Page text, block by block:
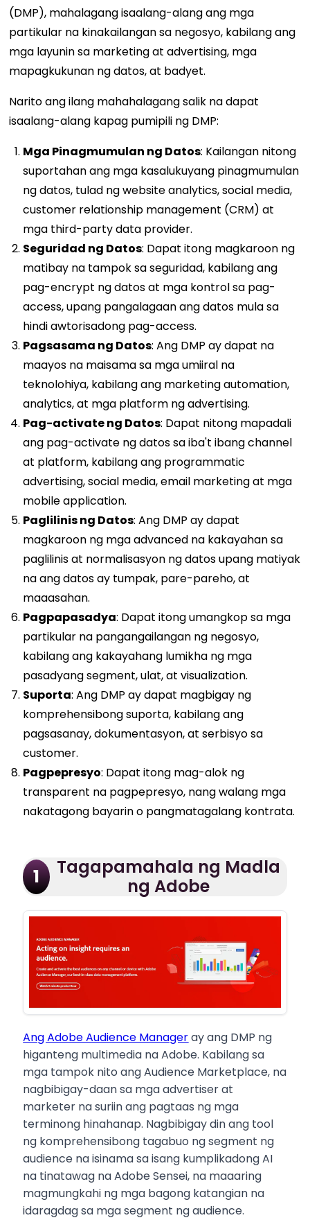
(DMP), mahalagang isaalang-alang ang mga
partikular na kinakailangan sa negosyo, kabilang ang
mga layunin sa marketing at advertising, mga
mapagkukunan ng datos, at badyet.
Narito ang ilang mahahalagang salik na dapat
isaalang-alang kapag pumipili ng DMP:
Mga Pinagmumulan ng Datos: Kailangan nitong
suportahan ang mga kasalukuyang pinagmumulan
ng datos, tulad ng website analytics, social media,
customer relationship management (CRM) at
mga third-party data provider.
Seguridad ng Datos: Dapat itong magkaroon ng
matibay na tampok sa seguridad, kabilang ang
pag-encrypt ng datos at mga kontrol sa pag-
access, upang pangalagaan ang datos mula sa
hindi awtorisadong pag-access.
Pagsasama ng Datos: Ang DMP ay dapat na
maayos na maisama sa mga umiiral na
teknolohiya, kabilang ang marketing automation,
analytics, at mga platform ng advertising.
Pag-activate ng Datos: Dapat nitong mapadali
ang pag-activate ng datos sa iba't ibang channel
at platform, kabilang ang programmatic
advertising, social media, email marketing at mga
mobile application.
Paglilinis ng Datos: Ang DMP ay dapat
magkaroon ng mga advanced na kakayahan sa
paglilinis at normalisasyon ng datos upang matiyak
na ang datos ay tumpak, pare-pareho, at
maaasahan.
Pagpapasadya: Dapat itong umangkop sa mga
partikular na pangangailangan ng negosyo,
kabilang ang kakayahang lumikha ng mga
pasadyang segment, ulat, at visualization.
Suporta: Ang DMP ay dapat magbigay ng
komprehensibong suporta, kabilang ang
pagsasanay, dokumentasyon, at serbisyo sa
customer.
Pagpepresyo: Dapat itong mag-alok ng
transparent na pagpepresyo, nang walang mga
nakatagong bayarin o pangmatagalang kontrata.
1
Tagapamahala ng Madla
ng Adobe
Ang Adobe Audience Manageray ang DMP ng
higanteng multimedia na Adobe. Kabilang sa
mga tampok nito ang Audience Marketplace, na
nagbibigay-daan sa mga advertiser at
marketer na suriin ang pagtaas ng mga
terminong hinahanap. Nagbibigay din ang tool
ng komprehensibong tagabuo ng segment ng
audience na isinama sa isang kumplikadong AI
na tinatawag na Adobe Sensei, na maaaring
magmungkahi ng mga bagong katangian na
idaragdag sa mga segment ng audience.